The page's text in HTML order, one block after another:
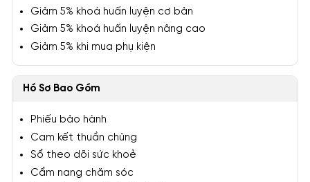
Giảm 5% khoá huấn luyện cơ bản
Giảm 5% khoá huấn luyện nâng cao
Giảm 5% khi mua phụ kiện
Hồ Sơ Bao Gồm
Phiếu bảo hành
Cam kết thuần chủng
Sổ theo dõi sức khoẻ
Cẩm nang chăm sóc